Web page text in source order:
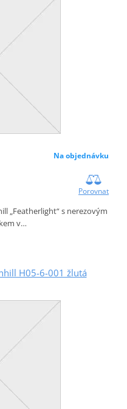
Na objednávku
Porovnat
„Featherlight“ s nerezovým
v…
H05-6-001 žlutá